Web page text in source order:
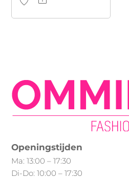
optie
kan
gekozen
de
productpagina
Openingstijden
Ma: 13:00 – 17:30
Di-Do: 10:00 – 17:30